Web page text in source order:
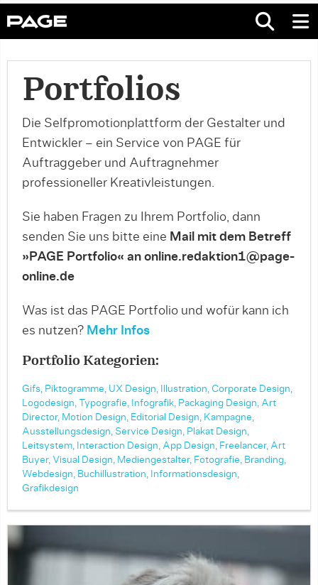
Portfolios
Die Selfpromotionplattform der Gestalter und
Entwickler – ein Service von PAGE für
Auftraggeber und Auftragnehmer
professioneller Kreativleistungen.
Sie haben Fragen zu Ihrem Portfolio, dann
senden Sie uns bitte eine Mail mit dem Betreff
»PAGE Portfolio« an online.redaktion1@page-
online.de
Was ist das PAGE Portfolio und wofür kann ich
es nutzen? Mehr Infos
Portfolio Kategorien:
Gifs, Piktogramme, UX Design, Illustration, Corporate Design,
Logodesign,
Typografie, Infografik, Packaging Design, Art
Director, Motion Design, Editorial Design, Kampagne,
Ausstellungsdesign, Service Design, Plakat Design,
Leitsystem, Interaction Design, App Design, Freelancer, Art
Buyer, Visual Design, Mediengestalter, Fotografie, Branding,
Webdesign, Buchillustration, Informationsdesign,
Grafikdesign